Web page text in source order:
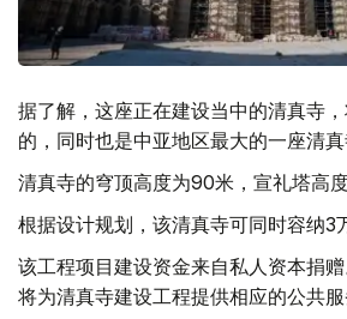
据了解，这座正在建设当中的清真寺
的，同时也是中亚地区最大的一座清真
清真寺的穹顶高度为90米，宣礼塔高度
根据设计规划，该清真寺可同时容纳3
该工程项目建设资金来自私人资本捐
将为清真寺建设工程提供相应的公共服